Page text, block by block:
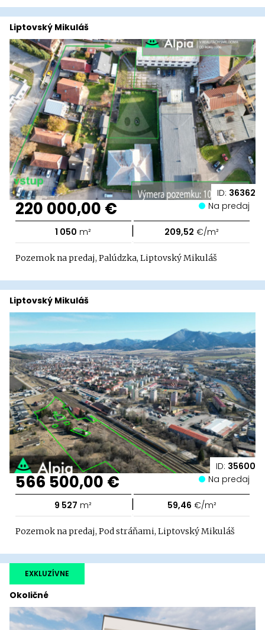
ID: 36362
Liptovský Mikuláš
220 000,00 € Na predaj
1 050 m² | 209,52 €/m²
Pozemok na predaj, Palúdzka, Liptovský Mikuláš
ID: 35600
Liptovský Mikuláš
566 500,00 € Na predaj
9 527 m² | 59,46 €/m²
Pozemok na predaj, Pod stráňami, Liptovský Mikuláš
Okoličné
EXKLUZÍVNE